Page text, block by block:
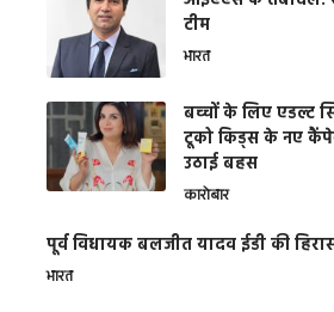
टीम
भारत
बच्चों के लिए एडल्ट
टूको किड्स के नए
उठाई बहस
कारोबार
पूर्व विधायक बलजीत यादव ईडी की
भारत